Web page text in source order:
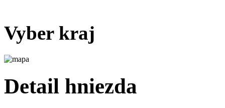
Vyber kraj
Detail hniezda